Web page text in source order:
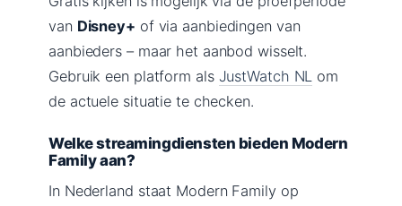
van Disney+ of via aanbiedingen van
aanbieders – maar het aanbod wisselt.
Gebruik een platform als JustWatch NL om
de actuele situatie te checken.
Welke streamingdiensten bieden Modern
Family aan?
In Nederland staat Modern Family op